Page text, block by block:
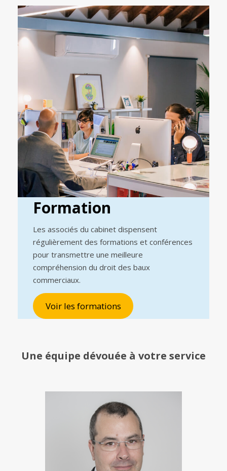
Formation
Les associés du cabinet dispensent
régulièrement des formations et conférences
pour transmettre une meilleure
compréhension du droit des baux
commerciaux.
Voir les formations
Une équipe dévouée à votre service